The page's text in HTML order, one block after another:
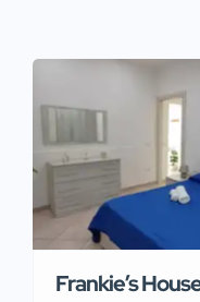
Frankie’s